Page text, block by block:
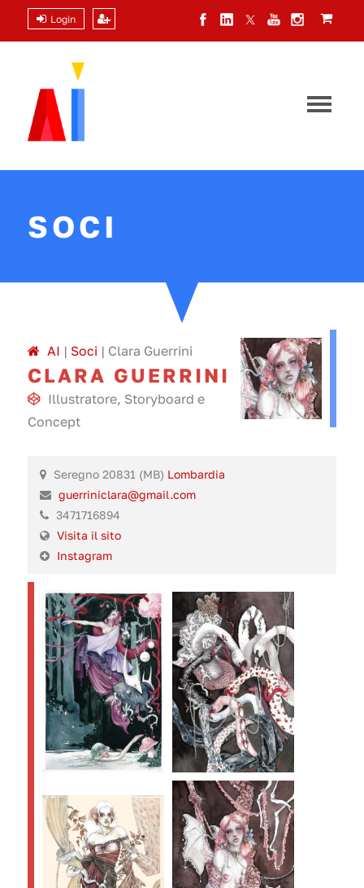
Login
SOCI
AI | Soci | Clara Guerrini
CLARA GUERRINI
Illustratore, Storyboard e
Concept
Seregno 20831 (MB) Lombardia
guerriniclara@gmail.com
3471716894
Visita il sito
Instagram